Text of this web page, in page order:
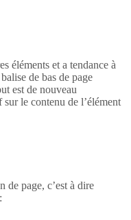
éléments et a tendance à
de bas de page
est de nouveau
le contenu de l’élément
de page, c’est à dire